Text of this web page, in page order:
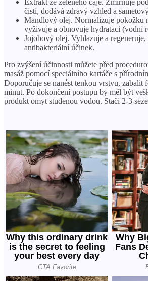
čistí, dodává zdravý vzhled a
Mandlový olej. Normalizuje pokožku
vyživuje a obnovuje hydrataci (vodní
Jojobový olej. Vyhlazuje a
antibakteriální účinek.
Pro zvýšení účinnosti můžete před
masáž pomocí speciálního kartáče s
Doporučuje se nanést tenkou vrstvu, zabalit
minut. Po dokončení postupu by měl být
produkt omyt studenou vodou. Stačí 2-3